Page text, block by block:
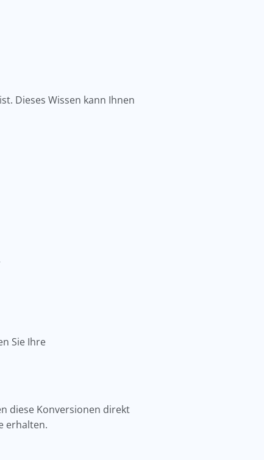
Dieses Wissen kann Ihnen
Sie Ihre
diese Konversionen direkt
erhalten.